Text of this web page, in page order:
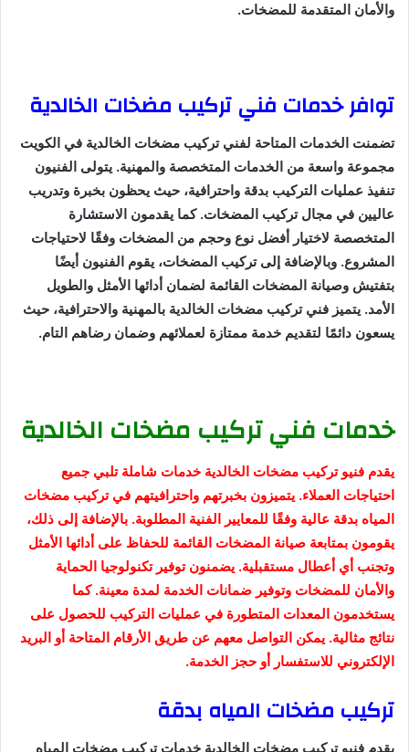
والأمان المتقدمة للمضخات.
توافر خدمات فني تركيب مضخات الخالدية
تضمنت الخدمات المتاحة لفني تركيب مضخات الخالدية في الكويت
مجموعة واسعة من الخدمات المتخصصة والمهنية. يتولى الفنيون
تنفيذ عمليات التركيب بدقة واحترافية، حيث يحظون بخبرة وتدريب
عاليين في مجال تركيب المضخات. كما يقدمون الاستشارة
المتخصصة لاختيار أفضل نوع وحجم من المضخات وفقًا لاحتياجات
المشروع. وبالإضافة إلى تركيب المضخات، يقوم الفنيون أيضًا
بتفتيش وصيانة المضخات القائمة لضمان أدائها الأمثل والطويل
الأمد. يتميز فني تركيب مضخات الخالدية بالمهنية والاحترافية، حيث
يسعون دائمًا لتقديم خدمة ممتازة لعملائهم وضمان رضاهم التام.
خدمات فني تركيب مضخات الخالدية
يقدم فنيو تركيب مضخات الخالدية خدمات شاملة تلبي جميع
احتياجات العملاء. يتميزون بخبرتهم واحترافيتهم في تركيب مضخات
المياه بدقة عالية وفقًا للمعايير الفنية المطلوبة. بالإضافة إلى ذلك،
يقومون بمتابعة صيانة المضخات القائمة للحفاظ على أدائها الأمثل
وتجنب أي أعطال مستقبلية. يضمنون توفير تكنولوجيا الحماية
والأمان للمضخات وتوفير ضمانات الخدمة لمدة معينة. كما
يستخدمون المعدات المتطورة في عمليات التركيب للحصول على
نتائج مثالية. يمكن التواصل معهم عن طريق الأرقام المتاحة أو البريد
الإلكتروني للاستفسار أو حجز الخدمة.
تركيب مضخات المياه بدقة
يقدم فنيو تركيب مضخات الخالدية خدمات تركيب مضخات المياه